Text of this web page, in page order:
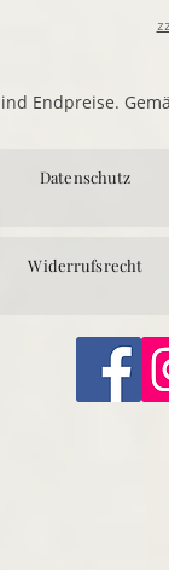
Endpreise.
Datenschutz
Widerrufsrecht